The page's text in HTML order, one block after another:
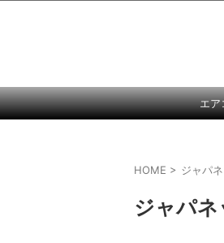
エア
HOME > ジャパ
ジャパ